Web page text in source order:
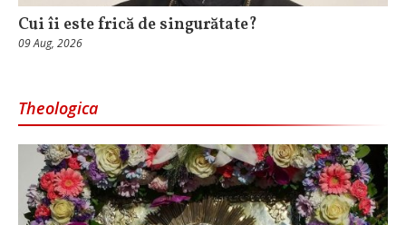
Cui îi este frică de singurătate?
09 Aug, 2026
Theologica